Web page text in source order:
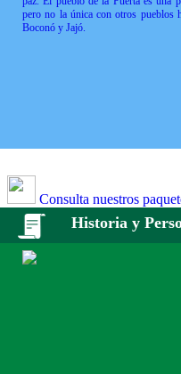
pero no la única con otros pueblos
Boconó y Jajó.
Consulta nuestros
Historia y